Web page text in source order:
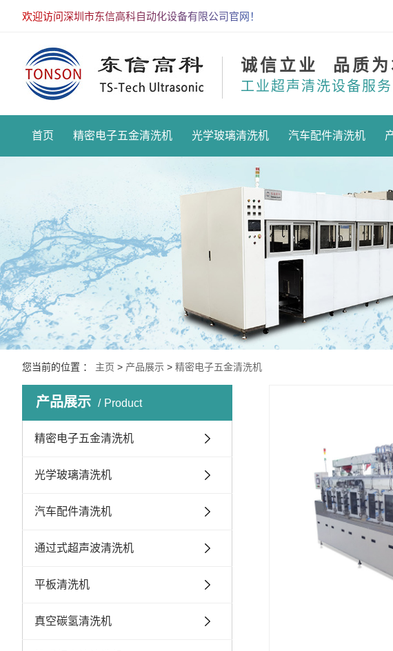
欢迎访问深圳市东信高科自动化设备有限公司官网！
诚信立业 品质为
工业超声清洗设备服
首页 精密电子五金清洗机 光学玻璃清洗机 汽车配件清洗机
您当前的位置 ： 主页 > 产品展示 > 精密电子五金清洗机
产品展示 Product
精密电子五金清洗机
光学玻璃清洗机
汽车配件清洗机
通过式超声波清洗机
平板清洗机
真空碳氢清洗机